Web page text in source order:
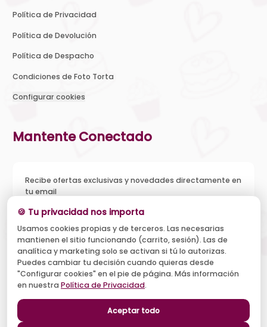
Política de Privacidad
Política de Devolución
Política de Despacho
Condiciones de Foto Torta
Configurar cookies
Mantente Conectado
Recibe ofertas exclusivas y novedades directamente en
tu email
Acepto recibir novedades y ofertas, y el tratamiento de mi
email según la Política de Privacidad . Puedo darme de baja
cuando quiera.
Suscribirse
🍪 Tu privacidad nos importa
Usamos cookies propias y de terceros. Las necesarias
mantienen el sitio funcionando (carrito, sesión). Las de
analítica y marketing solo se activan si tú lo autorizas.
Puedes cambiar tu decisión cuando quieras desde
"Configurar cookies" en el pie de página. Más información
en nuestra Política de Privacidad.
Aceptar todo